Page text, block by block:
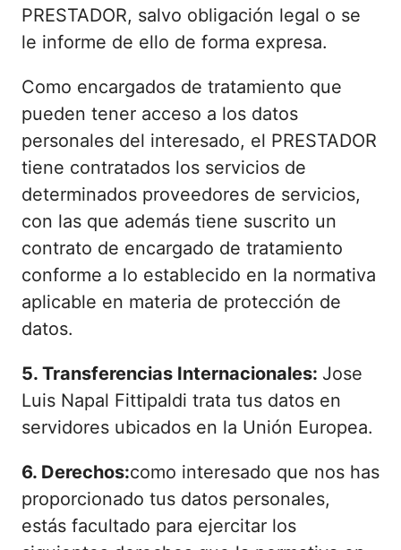
PRESTADOR, salvo obligación legal o se
le informe de ello de forma expresa.
Como encargados de tratamiento que
pueden tener acceso a los datos
personales del interesado, el PRESTADOR
tiene contratados los servicios de
determinados proveedores de servicios,
con las que además tiene suscrito un
contrato de encargado de tratamiento
conforme a lo establecido en la normativa
aplicable en materia de protección de
datos.
5. Transferencias Internacionales: Jose
Luis Napal Fittipaldi trata tus datos en
servidores ubicados en la Unión Europea.
6. Derechos:como interesado que nos has
proporcionado tus datos personales,
estás facultado para ejercitar los